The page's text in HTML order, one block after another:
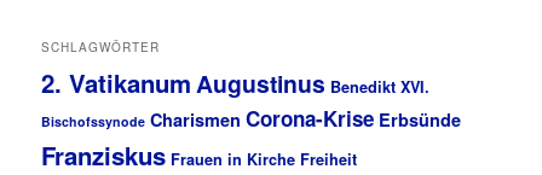
SCHLAGWÖRTER
2. Vatikanum Augustinus Benedikt XVI.
Bischofssynode Charismen Corona-Krise Erbsünde
Franziskus Frauen in Kirche Freiheit